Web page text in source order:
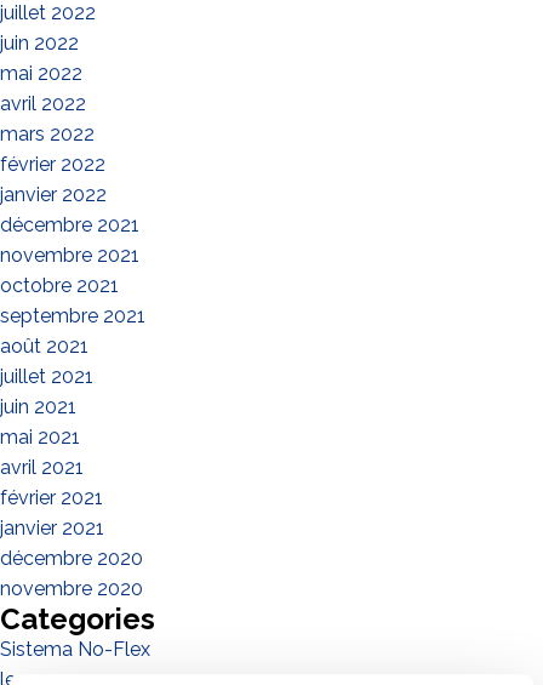
juillet 2022
juin 2022
mai 2022
avril 2022
mars 2022
février 2022
janvier 2022
décembre 2021
novembre 2021
octobre 2021
septembre 2021
août 2021
juillet 2021
juin 2021
mai 2021
avril 2021
février 2021
janvier 2021
décembre 2020
novembre 2020
Categories
Sistema No-Flex
les personnes